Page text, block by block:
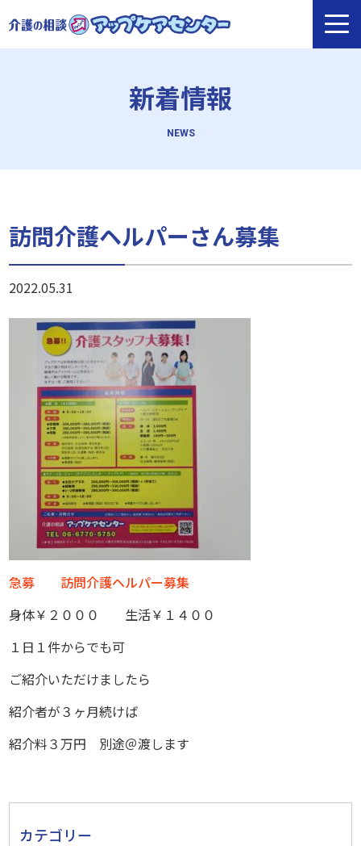
新着情報
訪問介護ヘルパーさん募集
2022.05.31
急募 訪問介護ヘルパー募集
身体￥２０００ 生活￥１４００
１日１件からでも可
ご紹介いただけましたら
紹介者が３ヶ月続けば
紹介料３万円 別途＠渡します
カテゴリー